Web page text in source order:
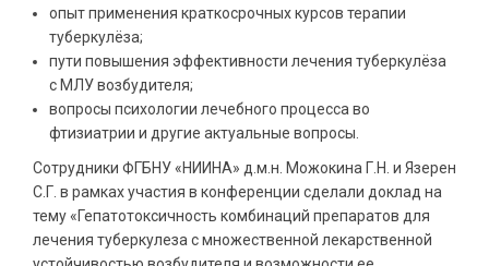
опыт применения краткосрочных курсов терапии
туберкулёза;
пути повышения эффективности лечения туберкулёза
с МЛУ возбудителя;
вопросы психологии лечебного процесса во
фтизиатрии и другие актуальные вопросы.
Сотрудники ФГБНУ «НИИНА» д.м.н. Можокина Г.Н. и Язерен
С.Г. в рамках участия в конференции сделали доклад на
тему «Гепатотоксичность комбинаций препаратов для
лечения туберкулеза с множественной лекарственной